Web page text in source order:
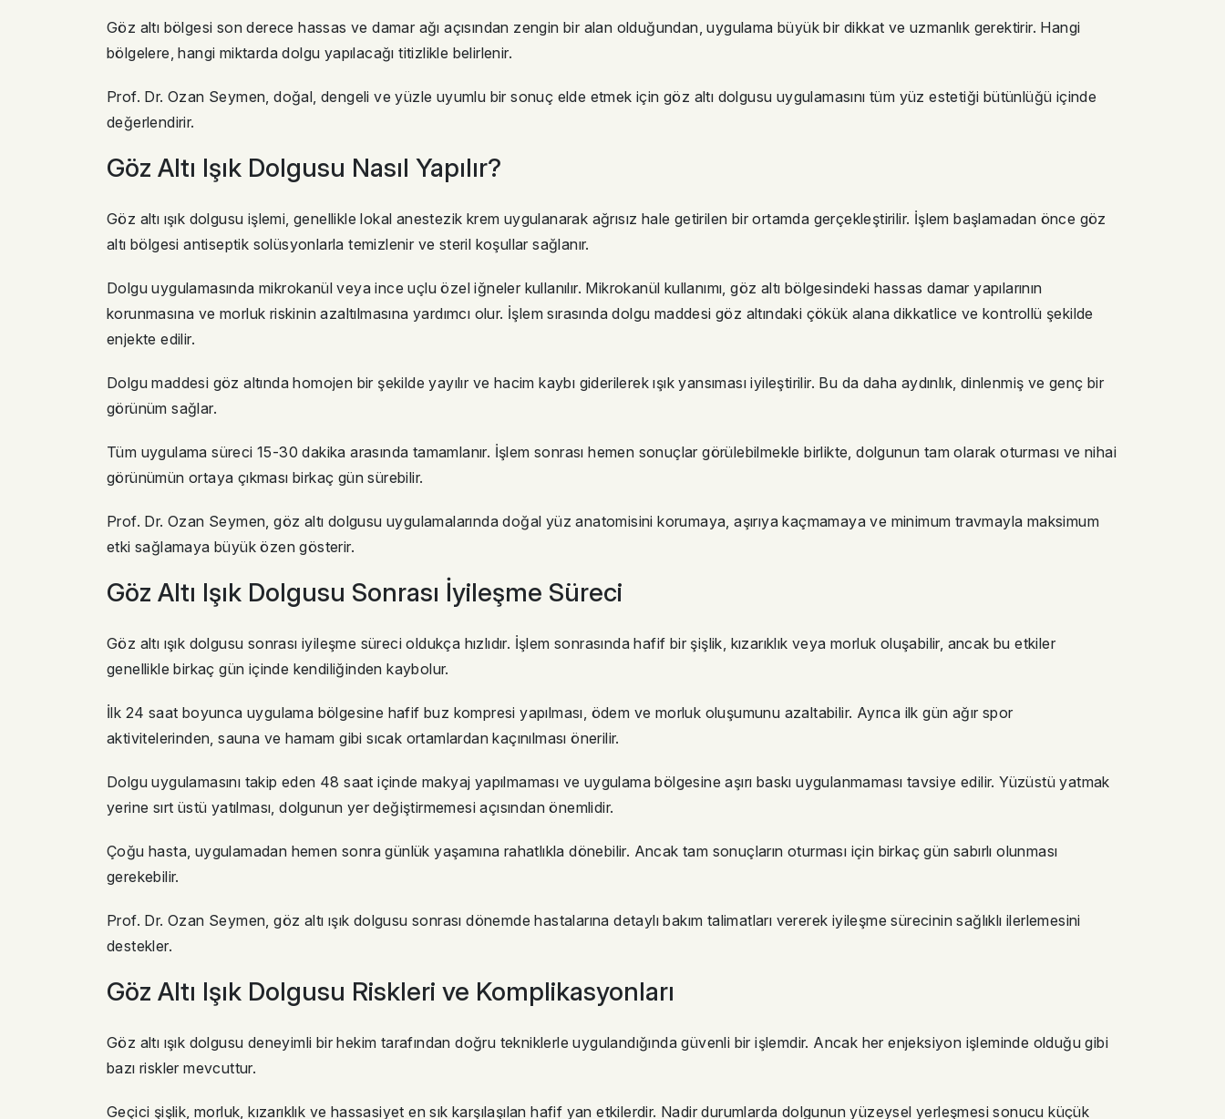
Göz altı bölgesi son derece hassas ve damar ağı açısından zengin bir alan olduğundan, uygulama büyük bir dikkat ve uzmanlık gerektirir. Hangi
bölgelere, hangi miktarda dolgu yapılacağı titizlikle belirlenir.
Prof. Dr. Ozan Seymen, doğal, dengeli ve yüzle uyumlu bir sonuç elde etmek için göz altı dolgusu uygulamasını tüm yüz estetiği bütünlüğü içinde
değerlendirir.
Göz Altı Işık Dolgusu Nasıl Yapılır?
Göz altı ışık dolgusu işlemi, genellikle lokal anestezik krem uygulanarak ağrısız hale getirilen bir ortamda gerçekleştirilir. İşlem başlamadan önce göz
altı bölgesi antiseptik solüsyonlarla temizlenir ve steril koşullar sağlanır.
Dolgu uygulamasında mikrokanül veya ince uçlu özel iğneler kullanılır. Mikrokanül kullanımı, göz altı bölgesindeki hassas damar yapılarının
korunmasına ve morluk riskinin azaltılmasına yardımcı olur. İşlem sırasında dolgu maddesi göz altındaki çökük alana dikkatlice ve kontrollü şekilde
enjekte edilir.
Dolgu maddesi göz altında homojen bir şekilde yayılır ve hacim kaybı giderilerek ışık yansıması iyileştirilir. Bu da daha aydınlık, dinlenmiş ve genç bir
görünüm sağlar.
Tüm uygulama süreci 15-30 dakika arasında tamamlanır. İşlem sonrası hemen sonuçlar görülebilmekle birlikte, dolgunun tam olarak oturması ve nihai
görünümün ortaya çıkması birkaç gün sürebilir.
Prof. Dr. Ozan Seymen, göz altı dolgusu uygulamalarında doğal yüz anatomisini korumaya, aşırıya kaçmamaya ve minimum travmayla maksimum
etki sağlamaya büyük özen gösterir.
Göz Altı Işık Dolgusu Sonrası İyileşme Süreci
Göz altı ışık dolgusu sonrası iyileşme süreci oldukça hızlıdır. İşlem sonrasında hafif bir şişlik, kızarıklık veya morluk oluşabilir, ancak bu etkiler
genellikle birkaç gün içinde kendiliğinden kaybolur.
İlk 24 saat boyunca uygulama bölgesine hafif buz kompresi yapılması, ödem ve morluk oluşumunu azaltabilir. Ayrıca ilk gün ağır spor
aktivitelerinden, sauna ve hamam gibi sıcak ortamlardan kaçınılması önerilir.
Dolgu uygulamasını takip eden 48 saat içinde makyaj yapılmaması ve uygulama bölgesine aşırı baskı uygulanmaması tavsiye edilir. Yüzüstü yatmak
yerine sırt üstü yatılması, dolgunun yer değiştirmemesi açısından önemlidir.
Çoğu hasta, uygulamadan hemen sonra günlük yaşamına rahatlıkla dönebilir. Ancak tam sonuçların oturması için birkaç gün sabırlı olunması
gerekebilir.
Prof. Dr. Ozan Seymen, göz altı ışık dolgusu sonrası dönemde hastalarına detaylı bakım talimatları vererek iyileşme sürecinin sağlıklı ilerlemesini
destekler.
Göz Altı Işık Dolgusu Riskleri ve Komplikasyonları
Göz altı ışık dolgusu deneyimli bir hekim tarafından doğru tekniklerle uygulandığında güvenli bir işlemdir. Ancak her enjeksiyon işleminde olduğu gibi
bazı riskler mevcuttur.
Geçici şişlik, morluk, kızarıklık ve hassasiyet en sık karşılaşılan hafif yan etkilerdir. Nadir durumlarda dolgunun yüzeysel yerleşmesi sonucu küçük